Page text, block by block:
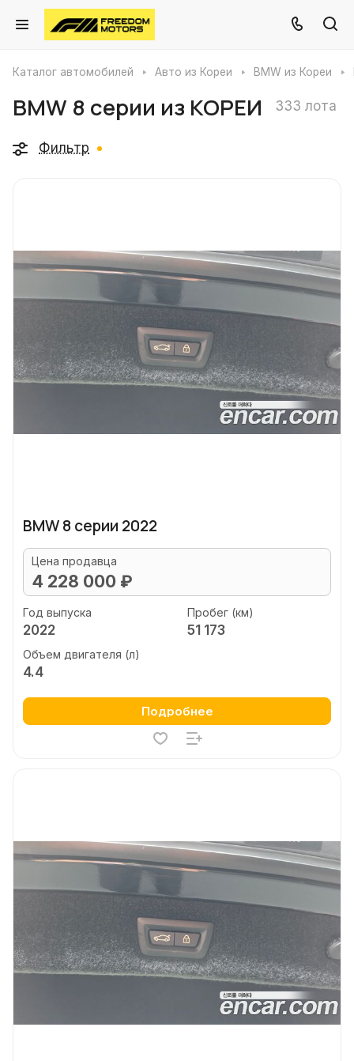
Каталог автомобилей Авто из Кореи BMW из Кореи
BMW 8 серии из КОРЕИ 333 лота
Фильтр
BMW 8 серии 2022
Цена продавца
4 228 000 ₽
Год выпуска
2022
Пробег (км)
51 173
Объем двигателя (л)
4.4
Подробнее